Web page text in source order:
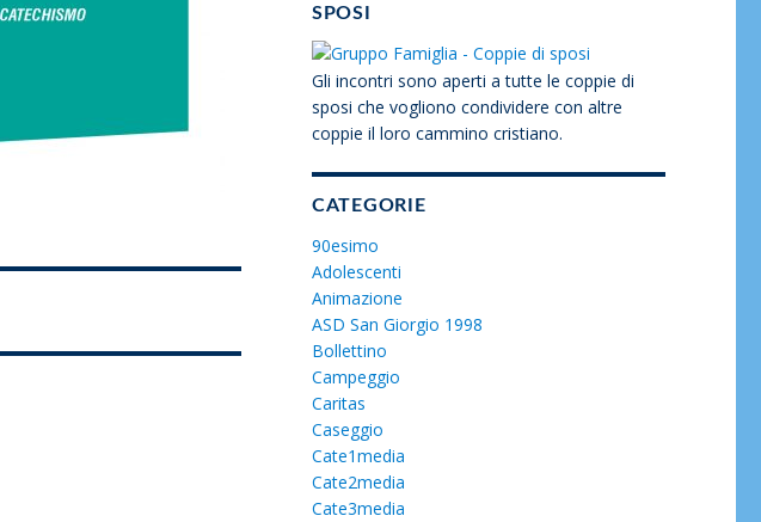
SPOSI
Gli incontri sono aperti a tutte le coppie di
sposi che vogliono condividere con altre
coppie il loro cammino cristiano.
CATEGORIE
90esimo
Adolescenti
Animazione
ASD San Giorgio 1998
Bollettino
Campeggio
Caritas
Caseggio
Cate1media
Cate2media
Cate3media